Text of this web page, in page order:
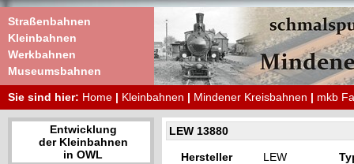
Straßenbahnen
Kleinbahnen
Werkbahnen
Museumsbahnen
Sie sind hier: Home | Kleinbahnen | Mindener Kreisbahnen | mkb
Entwicklung
der Kleinbahnen
in OWL
LEW 13880
Hersteller LEW